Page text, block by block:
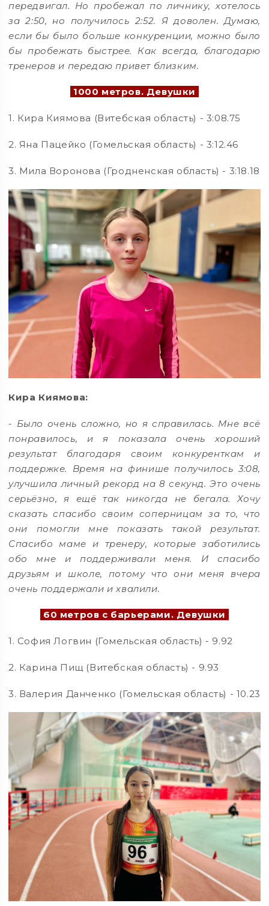
передвигал. Но пробежал по личнику, хотелось
за 2:50, но получилось 2:52. Я доволен. Думаю,
если бы было больше конкуренции, можно было
бы пробежать быстрее. Как всегда, благодарю
тренеров и передаю привет близким.
1000 метров. Девушки
1. Кира Киямова (Витебская область) - 3:08.75
2. Яна Пацейко (Гомельская область) - 3:12.46
3. Мила Воронова (Гродненская область) - 3:18.18
Кира Киямова:
- Было очень сложно, но я справилась. Мне всё
понравилось, и я показала очень хороший
результат благодаря своим конкуренткам и
поддержке. Время на финише получилось 3:08,
улучшила личный рекорд на 8 секунд. Это очень
серьёзно, я ещё так никогда не бегала. Хочу
сказать спасибо своим соперницам за то, что
они помогли мне показать такой результат.
Спасибо маме и тренеру, которые заботились
обо мне и поддерживали меня. И спасибо
друзьям и школе, потому что они меня вчера
очень поддержали и хвалили.
60 метров с барьерами. Девушки
1. София Логвин (Гомельская область) - 9.92
2. Карина Пищ (Витебская область) - 9.93
3. Валерия Данченко (Гомельская область) - 10.23